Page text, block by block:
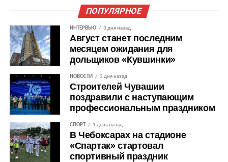
ПОПУЛЯРНОЕ
ИНТЕРВЬЮ 3 дня назад
Август станет последним
месяцем ожидания для
дольщиков «Кувшинки»
НОВОСТИ 3 дня назад
Строителей Чувашии
поздравили с наступающим
профессиональным праздником
СПОРТ 1 день назад
В Чебоксарах на стадионе
«Спартак» стартовал
спортивный праздник